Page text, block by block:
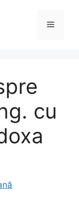
Menu
cu